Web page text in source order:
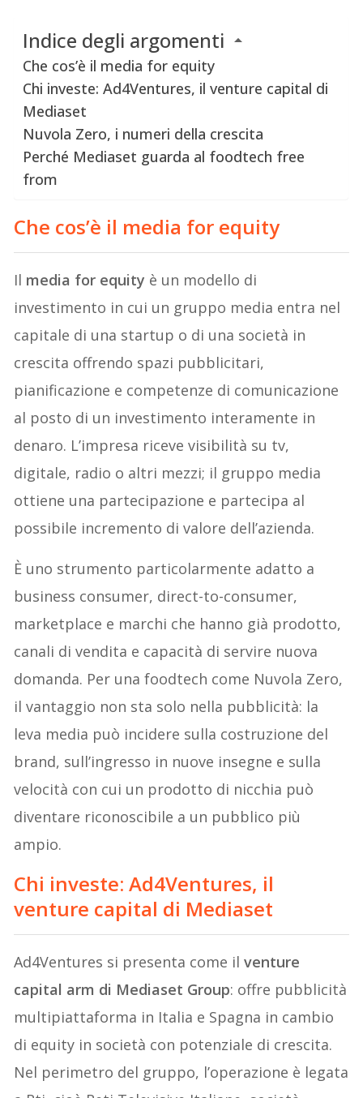
Indice degli argomenti
Che cos’è il media for equity
Chi investe: Ad4Ventures, il venture capital di
Mediaset
Nuvola Zero, i numeri della crescita
Perché Mediaset guarda al foodtech free
from
Che cos’è il media for equity
Il media for equity è un modello di
investimento in cui un gruppo media entra nel
capitale di una startup o di una società in
crescita offrendo spazi pubblicitari,
pianificazione e competenze di comunicazione
al posto di un investimento interamente in
denaro. L’impresa riceve visibilità su tv,
digitale, radio o altri mezzi; il gruppo media
ottiene una partecipazione e partecipa al
possibile incremento di valore dell’azienda.
È uno strumento particolarmente adatto a
business consumer, direct-to-consumer,
marketplace e marchi che hanno già prodotto,
canali di vendita e capacità di servire nuova
domanda. Per una foodtech come Nuvola Zero,
il vantaggio non sta solo nella pubblicità: la
leva media può incidere sulla costruzione del
brand, sull’ingresso in nuove insegne e sulla
velocità con cui un prodotto di nicchia può
diventare riconoscibile a un pubblico più
ampio.
Chi investe: Ad4Ventures, il
venture capital di Mediaset
Ad4Ventures si presenta come ilventure
capital arm di Mediaset Group: offre pubblicità
multipiattaforma in Italia e Spagna in cambio
di equity in società con potenziale di crescita.
Nel perimetro del gruppo, l’operazione è legata